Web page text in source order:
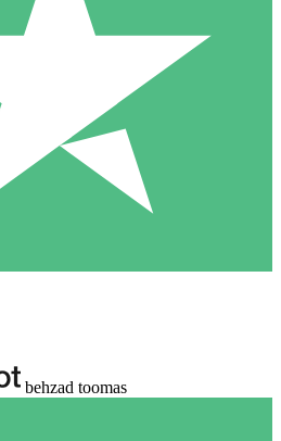
behzad toomas